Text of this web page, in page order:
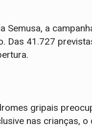
Semusa, a
Das 41.727
gripais
nas crianças,